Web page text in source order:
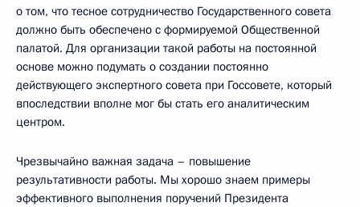
о том, что тесное сотрудничество Государственного совета
должно быть обеспечено с формируемой Общественной
палатой. Для организации такой работы на постоянной
основе можно подумать о создании постоянно
действующего экспертного совета при Госсовете, который
впоследствии вполне мог бы стать его аналитическим
центром.
Чрезвычайно важная задача – повышение
результативности работы. Мы хорошо знаем примеры
эффективного выполнения поручений Президента